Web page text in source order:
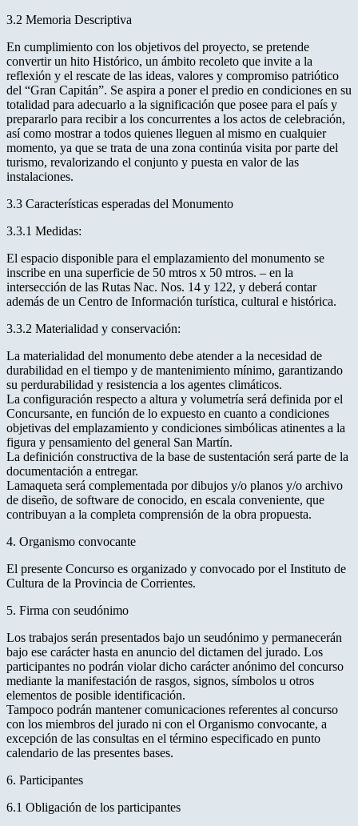
3.2 Memoria Descriptiva
En cumplimiento con los objetivos del proyecto, se pretende
convertir un hito Histórico, un ámbito recoleto que invite a la
reflexión y el rescate de las ideas, valores y compromiso patriótico
del “Gran Capitán”. Se aspira a poner el predio en condiciones en su
totalidad para adecuarlo a la significación que posee para el país y
prepararlo para recibir a los concurrentes a los actos de celebración,
así como mostrar a todos quienes lleguen al mismo en cualquier
momento, ya que se trata de una zona continúa visita por parte del
turismo, revalorizando el conjunto y puesta en valor de las
instalaciones.
3.3 Características esperadas del Monumento
3.3.1 Medidas:
El espacio disponible para el emplazamiento del monumento se
inscribe en una superficie de 50 mtros x 50 mtros. – en la
intersección de las Rutas Nac. Nos. 14 y 122, y deberá contar
además de un Centro de Información turística, cultural e histórica.
3.3.2 Materialidad y conservación:
La materialidad del monumento debe atender a la necesidad de
durabilidad en el tiempo y de mantenimiento mínimo, garantizando
su perdurabilidad y resistencia a los agentes climáticos.
La configuración respecto a altura y volumetría será definida por el
Concursante, en función de lo expuesto en cuanto a condiciones
objetivas del emplazamiento y condiciones simbólicas atinentes a la
figura y pensamiento del general San Martín.
La definición constructiva de la base de sustentación será parte de la
documentación a entregar.
Lamaqueta será complementada por dibujos y/o planos y/o archivo
de diseño, de software de conocido, en escala conveniente, que
contribuyan a la completa comprensión de la obra propuesta.
4. Organismo convocante
El presente Concurso es organizado y convocado por el Instituto de
Cultura de la Provincia de Corrientes.
5. Firma con seudónimo
Los trabajos serán presentados bajo un seudónimo y permanecerán
bajo ese carácter hasta en anuncio del dictamen del jurado. Los
participantes no podrán violar dicho carácter anónimo del concurso
mediante la manifestación de rasgos, signos, símbolos u otros
elementos de posible identificación.
Tampoco podrán mantener comunicaciones referentes al concurso
con los miembros del jurado ni con el Organismo convocante, a
excepción de las consultas en el término especificado en punto
calendario de las presentes bases.
6. Participantes
6.1 Obligación de los participantes